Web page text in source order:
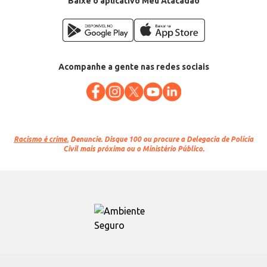
Acompanhe a gente nas redes sociais
Racismo é crime. Denuncie. Disque 100 ou procure a Delegacia de Polícia
Civil mais próxima ou o Ministério Público.